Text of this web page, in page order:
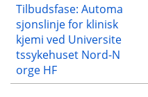
Tilbudsfase: Automa
sjonslinje for klinisk
kjemi ved Universite
tssykehuset Nord-N
orge HF